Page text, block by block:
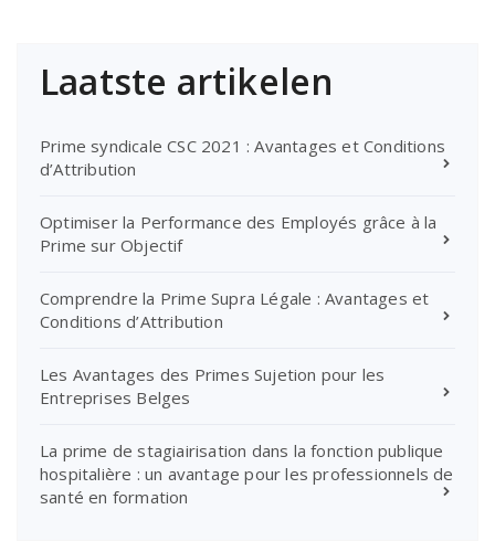
Laatste artikelen
Prime syndicale CSC 2021 : Avantages et Conditions
d’Attribution
Optimiser la Performance des Employés grâce à la
Prime sur Objectif
Comprendre la Prime Supra Légale : Avantages et
Conditions d’Attribution
Les Avantages des Primes Sujetion pour les
Entreprises Belges
La prime de stagiairisation dans la fonction publique
hospitalière : un avantage pour les professionnels de
santé en formation